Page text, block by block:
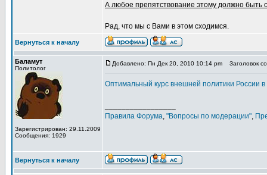
А любое препятствование этому должно быть
Рад, что мы с Вами в этом сходимся.
Вернуться к началу
Баламут
Политолог
Зарегистрирован: 29.11.2009
Сообщения: 1929
Добавлено: Пн Дек 20, 2010 10:14 pm Заголовок
Оптимальный курс внешней политики России в
Правила Форума, "Вопросы по модерации",
Вернуться к началу